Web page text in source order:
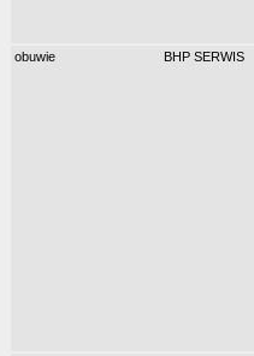
obuwie BHP SERWIS